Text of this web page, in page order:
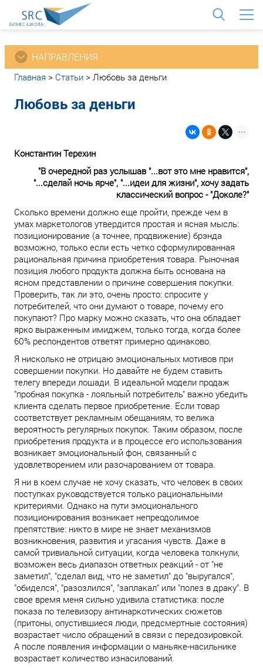
НАПРАВЛЕНИЯ
Главная > Статьи > Любовь за деньги
Любовь за деньги
Константин Терехин
"В очередной раз услышав "...вот это мне нравится",
"...сделай ночь ярче", "...идеи для жизни", хочу задать
классический вопрос - "Доколе?"
Сколько времени должно еще пройти, прежде чем в
умах маркетологов утвердится простая и ясная мысль:
позиционирование (а точнее, продвижение) брэнда
возможно, только если есть четко сформулированная
рациональная причина приобретения товара. Рыночная
позиция любого продукта должна быть основана на
ясном представлении о причине совершения покупки.
Проверить, так ли это, очень просто: спросите у
потребителей, что они думают о товаре, почему его
покупают? Про марку можно сказать, что она обладает
ярко выраженным имиджем, только тогда, когда более
60% респондентов ответят примерно одинаково.
Я нисколько не отрицаю эмоциональных мотивов при
совершении покупки. Но давайте не будем ставить
телегу впереди лошади. В идеальной модели продаж
"пробная покупка - лояльный потребитель" важно убедить
клиента сделать первое приобретение. Если товар
соответствует рекламным обещаниям, то велика
вероятность регулярных покупок. Таким образом, после
приобретения продукта и в процессе его использования
возникает эмоциональный фон, связанный с
удовлетворением или разочарованием от товара.
Я ни в коем случае не хочу сказать, что человек в своих
поступках руководствуется только рациональными
критериями. Однако на пути эмоционального
позиционирования возникает непреодолимое
препятствие: никто в мире не знает механизмов
возникновения, развития и угасания чувств. Даже в
самой тривиальной ситуации, когда человека толкнули,
возможен весь диапазон ответных реакций - от "не
заметил", "сделал вид, что не заметил" до "выругался",
"обиделся", "разозлился", "заплакал" или "полез в драку". В
свое время меня сильно удивила статистика: после
показа по телевизору антинаркотических сюжетов
(притоны, опустившиеся люди, предсмертные состояния)
возрастает число обращений в связи с передозировкой.
А после появления информации о маньяке-насильнике
возрастает количество изнасилований.